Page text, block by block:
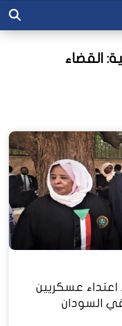
القضاء
اعتداء عسكريين
السودان